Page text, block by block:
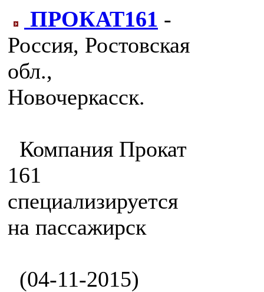
ПРОКАТ161 -
Россия, Ростовская
обл.,
Новочеркасск.
Компания Прокат
161
специализируется
на пассажирск
(04-11-2015)